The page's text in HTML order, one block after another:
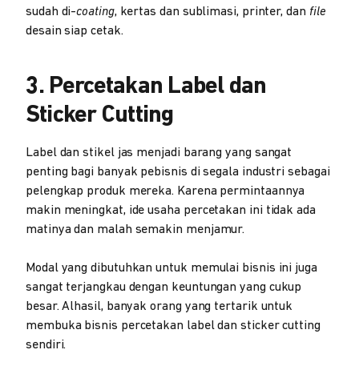
sudah di-coating, kertas dan sublimasi, printer, dan file
desain siap cetak.
3. Percetakan Label dan
Sticker Cutting
Label dan stikel jas menjadi barang yang sangat
penting bagi banyak pebisnis di segala industri sebagai
pelengkap produk mereka. Karena permintaannya
makin meningkat, ide usaha percetakan ini tidak ada
matinya dan malah semakin menjamur.
Modal yang dibutuhkan untuk memulai bisnis ini juga
sangat terjangkau dengan keuntungan yang cukup
besar. Alhasil, banyak orang yang tertarik untuk
membuka bisnis percetakan label dan sticker cutting
sendiri.